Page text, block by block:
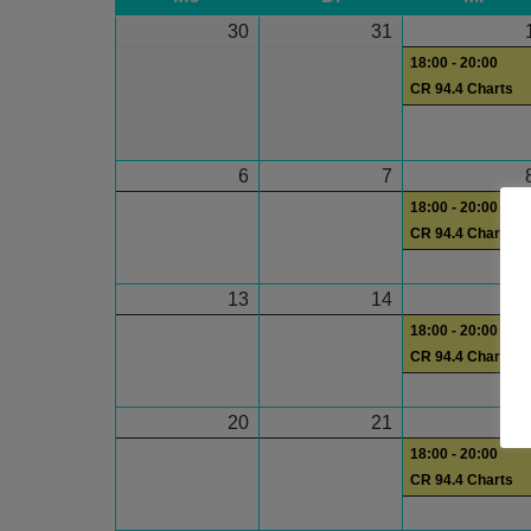
30
31
18:00 - 20:00
CR 94.4 Charts
6 7
18:00 - 20:00
CR 94.4 Charts
13 14
18:00 - 20:00
CR 94.4 Charts
20 21
18:00 - 20:00
CR 94.4 Charts